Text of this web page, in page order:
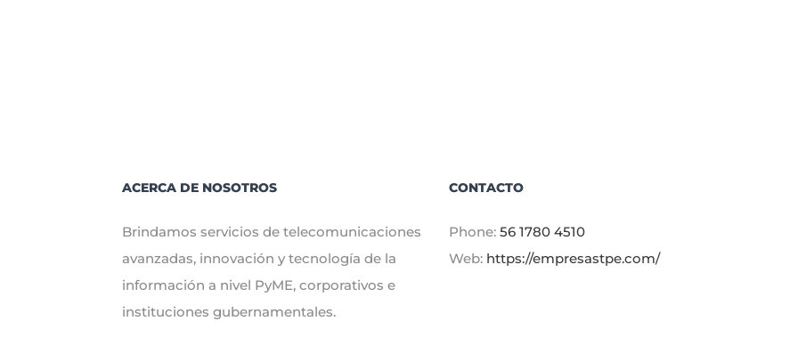
ACERCA DE NOSOTROS
Brindamos servicios de telecomunicaciones
avanzadas, innovación y tecnología de la
información a nivel PyME, corporativos e
instituciones gubernamentales.
CONTACTO
Phone: 56 1780 4510
Web: https://empresastpe.com/